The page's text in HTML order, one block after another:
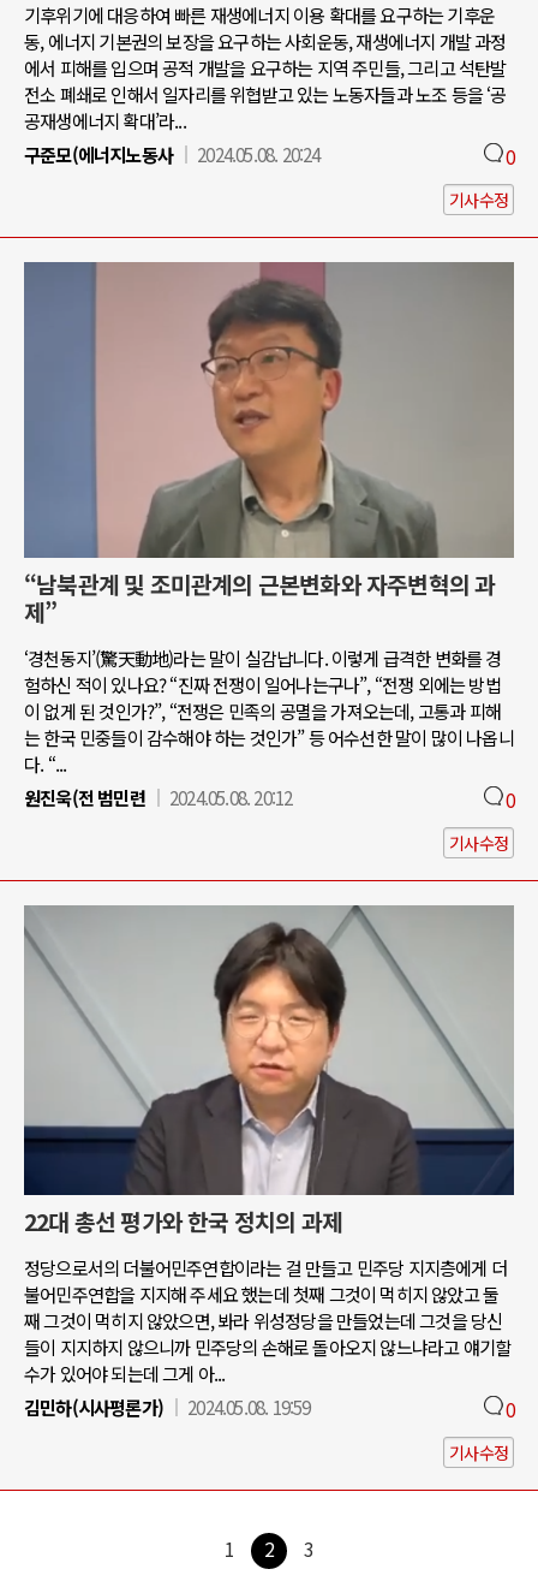
기후위기에 대응하여 빠른 재생에너지 이용 확대를 요구하는 기후운
동, 에너지 기본권의 보장을 요구하는 사회운동, 재생에너지 개발 과정
에서 피해를 입으며 공적 개발을 요구하는 지역 주민들, 그리고 석탄발
전소 폐쇄로 인해서 일자리를 위협받고 있는 노동자들과 노조 등을 ‘공
공재생에너지 확대’라...
구준모(에너지노동사
2024.05.08. 20:24 0
기사수정
“남북관계 및 조미관계의 근본변화와 자주변혁의 과
제”
‘경천동지’(驚天動地)라는 말이 실감납니다. 이렇게 급격한 변화를 경
험하신 적이 있나요? “진짜 전쟁이 일어나는구나”, “전쟁 외에는 방법
이 없게 된 것인가?”, “전쟁은 민족의 공멸을 가져오는데, 고통과 피해
는 한국 민중들이 감수해야 하는 것인가” 등 어수선한 말이 많이 나옵니
다. “...
원진욱(전 범민련
2024.05.08. 20:12 0
기사수정
22대 총선 평가와 한국 정치의 과제
정당으로서의 더불어민주연합이라는 걸 만들고 민주당 지지층에게 더
불어민주연합을 지지해 주세요 했는데 첫째 그것이 먹히지 않았고 둘
째 그것이 먹히지 않았으면, 봐라 위성정당을 만들었는데 그것을 당신
들이 지지하지 않으니까 민주당의 손해로 돌아오지 않느냐라고 얘기할
수가 있어야 되는데 그게 아...
김민하(시사평론가)
2024.05.08. 19:59 0
기사수정
1 2 3